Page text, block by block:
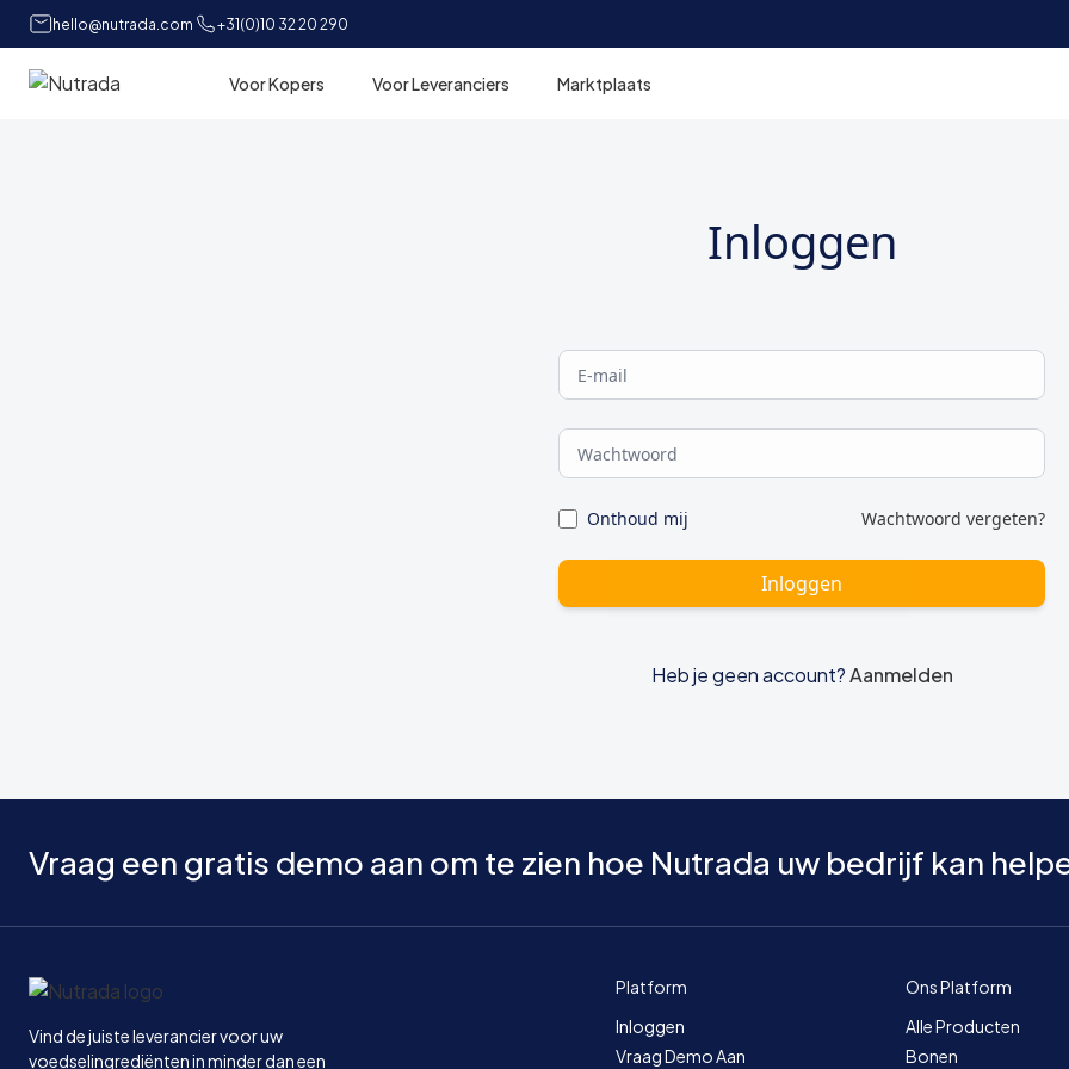
hello@nutrada.com +31(0)10 32 20 290
Home Voor Kopers Voor Leveranciers Marktplaats
Inloggen
E-mail
Wachtwoord
Onthoud mij Wachtwoord vergeten?
Inloggen
Heb je geen account?Aanmelden
Vraag een gratis demo aan om te zien hoe Nutrada uw bedrijf kan
Home
Vind de juiste leverancier voor uw
voedselingrediënten in minder dan een
Platform
Inloggen
Vraag Demo Aan
Ons Platform
Alle Producten
Bonen